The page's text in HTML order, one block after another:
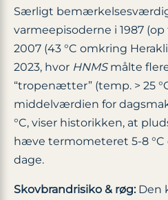
Særligt
varmeepisoderne i 1987
2007 (43 °C omkring
2023, hvor HNMSmålte
“tropenætter” (temp. > 25
middelværdien for
°C, viser historikken, at
hæve termometeret 5-8 °C
dage.
Skovbrand­risiko & røg:Den